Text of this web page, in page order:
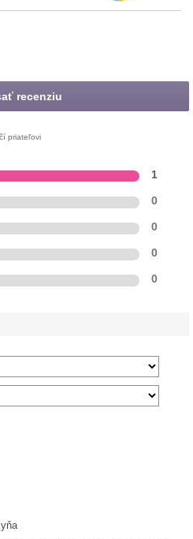
recenziu
priateľovi
1
0
0
0
0